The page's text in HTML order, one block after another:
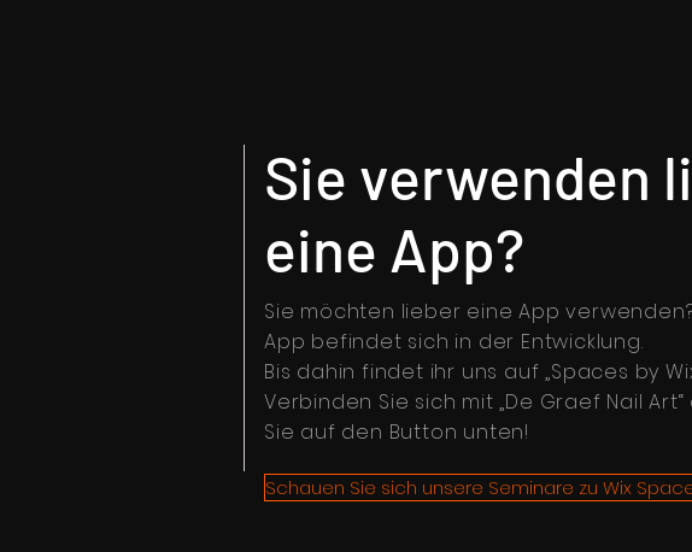
Sie verwenden
eine App?
Sie möchten lieber eine App
App befindet sich in der Entwicklung.
Bis dahin findet ihr uns auf „Spaces by
Verbinden Sie sich mit „De Graef Nail
Sie auf den Button unten!
Schauen Sie sich unsere Seminare zu Wix